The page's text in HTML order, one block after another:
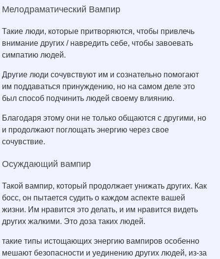
Мелодраматический Вампир
Такие люди, которые притворяются, чтобы привлечь
внимание других / навредить себе, чтобы завоевать
симпатию людей.
Другие люди сочувствуют им и сознательно помогают
им поддаваться принуждению, но на самом деле это
был способ подчинить людей своему влиянию.
Благодаря этому они не только общаются с другими, но
и продолжают поглощать энергию через свое
сочувствие.
Осуждающий вампир
Такой вампир, который продолжает унижать других. Как
босс, он пытается судить о каждом аспекте вашей
жизни. Им нравится это делать, и им нравится видеть
других жалкими. Это доза таких людей.
такие типы истощающих энергию вампиров особенно
мешают безопасности и уединению других людей, из-за